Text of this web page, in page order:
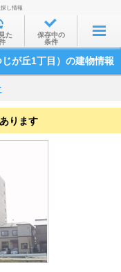
ら
間から
から
し情報
た
保存中の
条件
が丘1丁目）の建物情報
ります